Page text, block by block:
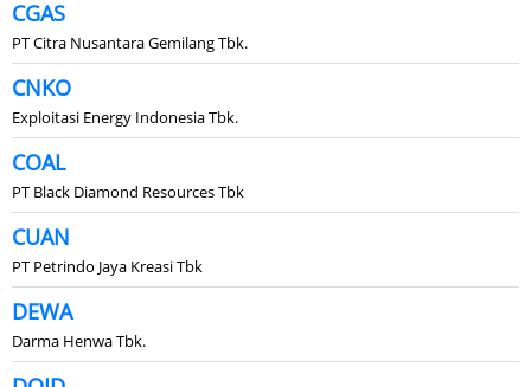
CGAS
PT Citra Nusantara Gemilang Tbk.
CNKO
Exploitasi Energy Indonesia Tbk.
COAL
PT Black Diamond Resources Tbk
CUAN
PT Petrindo Jaya Kreasi Tbk
DEWA
Darma Henwa Tbk.